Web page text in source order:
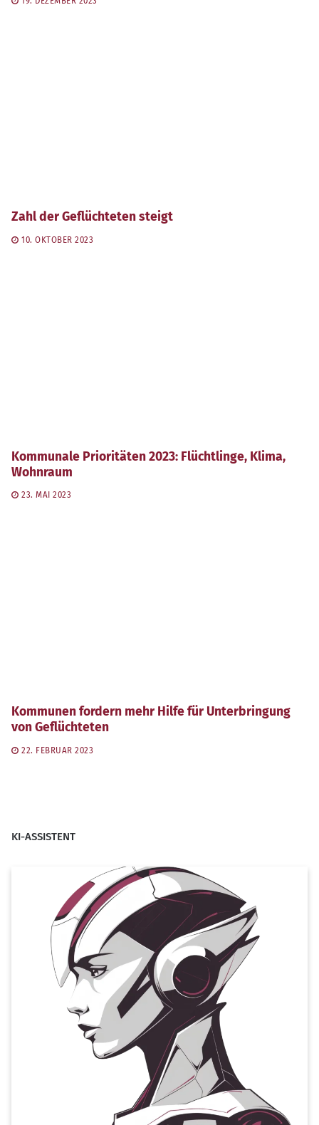
Zahl der Geflüchteten steigt
10. OKTOBER 2023
Kommunale Prioritäten 2023: Flüchtlinge, Klima,
Wohnraum
23. MAI 2023
Kommunen fordern mehr Hilfe für Unterbringung
von Geflüchteten
22. FEBRUAR 2023
KI-ASSISTENT